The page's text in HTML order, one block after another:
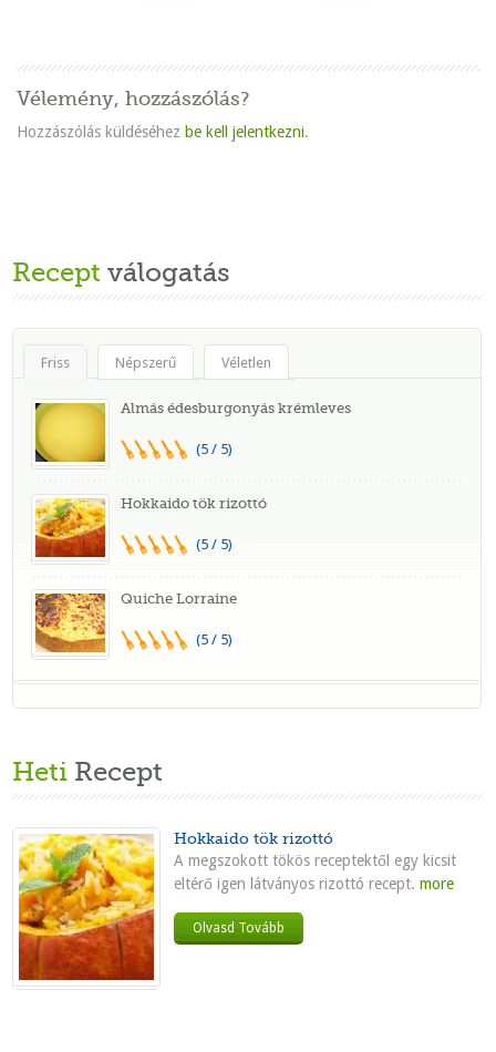
Vélemény, hozzászólás?
Hozzászólás küldéséhez be kell jelentkezni.
Recept válogatás
Friss Népszerű Véletlen
Almás édesburgonyás krémleves
(5 / 5)
Hokkaido tök rizottó
(5 / 5)
Quiche Lorraine
(5 / 5)
Heti Recept
Hokkaido tök rizottó
A megszokott tökös receptektől egy kicsit
eltérő igen látványos rizottó recept. more
Olvasd Tovább